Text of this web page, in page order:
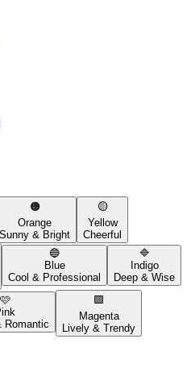
🟠
Orange
Sunny & Bright
🟡
Yellow
Cheerful
🔵
Blue
Cool & Professional
🔷
Indigo
Deep & Wise
🩷
Romantic
🟪
Magenta
Lively & Trendy